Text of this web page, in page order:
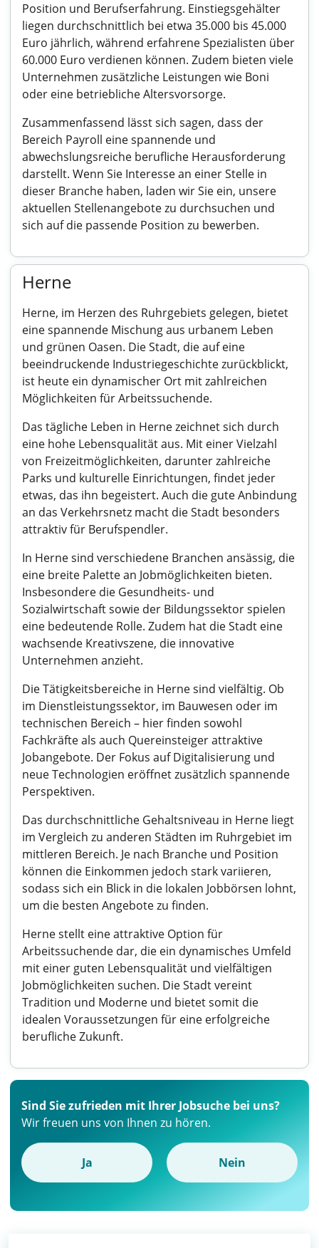
Position und Berufserfahrung. Einstiegsgehälter
liegen durchschnittlich bei etwa 35.000 bis 45.000
Euro jährlich, während erfahrene Spezialisten über
60.000 Euro verdienen können. Zudem bieten viele
Unternehmen zusätzliche Leistungen wie Boni
oder eine betriebliche Altersvorsorge.
Zusammenfassend lässt sich sagen, dass der
Bereich Payroll eine spannende und
abwechslungsreiche berufliche Herausforderung
darstellt. Wenn Sie Interesse an einer Stelle in
dieser Branche haben, laden wir Sie ein, unsere
aktuellen Stellenangebote zu durchsuchen und
sich auf die passende Position zu bewerben.
Herne
Herne, im Herzen des Ruhrgebiets gelegen, bietet
eine spannende Mischung aus urbanem Leben
und grünen Oasen. Die Stadt, die auf eine
beeindruckende Industriegeschichte zurückblickt,
ist heute ein dynamischer Ort mit zahlreichen
Möglichkeiten für Arbeitssuchende.
Das tägliche Leben in Herne zeichnet sich durch
eine hohe Lebensqualität aus. Mit einer Vielzahl
von Freizeitmöglichkeiten, darunter zahlreiche
Parks und kulturelle Einrichtungen, findet jeder
etwas, das ihn begeistert. Auch die gute Anbindung
an das Verkehrsnetz macht die Stadt besonders
attraktiv für Berufspendler.
In Herne sind verschiedene Branchen ansässig, die
eine breite Palette an Jobmöglichkeiten bieten.
Insbesondere die Gesundheits- und
Sozialwirtschaft sowie der Bildungssektor spielen
eine bedeutende Rolle. Zudem hat die Stadt eine
wachsende Kreativszene, die innovative
Unternehmen anzieht.
Die Tätigkeitsbereiche in Herne sind vielfältig. Ob
im Dienstleistungssektor, im Bauwesen oder im
technischen Bereich – hier finden sowohl
Fachkräfte als auch Quereinsteiger attraktive
Jobangebote. Der Fokus auf Digitalisierung und
neue Technologien eröffnet zusätzlich spannende
Perspektiven.
Das durchschnittliche Gehaltsniveau in Herne liegt
im Vergleich zu anderen Städten im Ruhrgebiet im
mittleren Bereich. Je nach Branche und Position
können die Einkommen jedoch stark variieren,
sodass sich ein Blick in die lokalen Jobbörsen lohnt,
um die besten Angebote zu finden.
Herne stellt eine attraktive Option für
Arbeitssuchende dar, die ein dynamisches Umfeld
mit einer guten Lebensqualität und vielfältigen
Jobmöglichkeiten suchen. Die Stadt vereint
Tradition und Moderne und bietet somit die
idealen Voraussetzungen für eine erfolgreiche
berufliche Zukunft.
Sind Sie zufrieden mit Ihrer Jobsuche bei uns?
Wir freuen uns von Ihnen zu hören.
Ja Nein